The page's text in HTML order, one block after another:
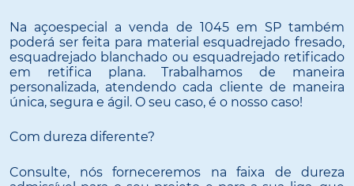
Na açoespecial a venda de 1045 em SP também
poderá ser feita para material esquadrejado fresado,
esquadrejado blanchado ou esquadrejado retificado
em retifica plana. Trabalhamos de maneira
personalizada, atendendo cada cliente de maneira
única, segura e ágil. O seu caso, é o nosso caso!
Com dureza diferente?
Consulte, nós forneceremos na faixa de dureza